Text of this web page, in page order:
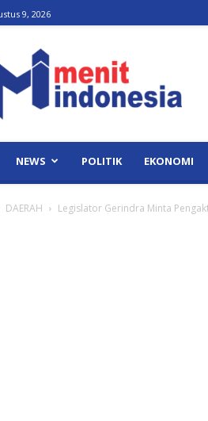
9, 2026
Indonesia
NEWS POLITIK EKONOMI
DAERAH Legislator Gerindra Minta